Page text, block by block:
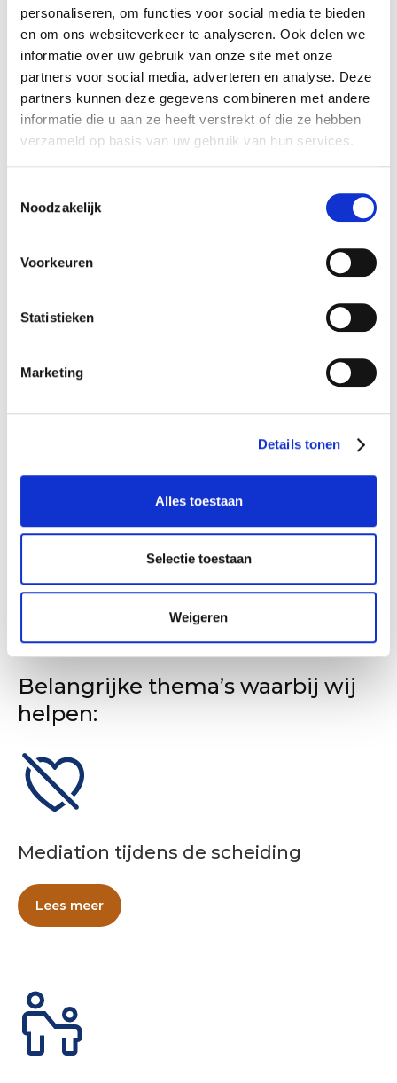
personaliseren, om functies voor social media te bieden
en om ons websiteverkeer te analyseren. Ook delen we
informatie over uw gebruik van onze site met onze
partners voor social media, adverteren en analyse. Deze
partners kunnen deze gegevens combineren met andere
informatie die u aan ze heeft verstrekt of die ze hebben
verzameld op basis van uw gebruik van hun services.
Noodzakelijk
Voorkeuren
Statistieken
Marketing
Details tonen
Alles toestaan
Selectie toestaan
Weigeren
Hetprocesvan Mediation
Een scheidingstraject via mediation heeft een
informeler karakter dan een procedure bij de
rechtbank. Bovendien is er bij mediation geen
eventueel een ouderschapsplan op met daarin
heldere toekomstbestendige afspraken, die beter
rechter worden opgelegd. Mediation is vaak de
beste oplossing voor jullie èn voor eventuele
Wij werken met
. Dit zorgt voor
scheiding anders, maar gemiddeld zijn er 5
afspraken nodig over een termijn van ongeveer 3
Belangrijke thema’s waarbij wij
helpen:
Mediation tijdens de scheiding
Lees meer